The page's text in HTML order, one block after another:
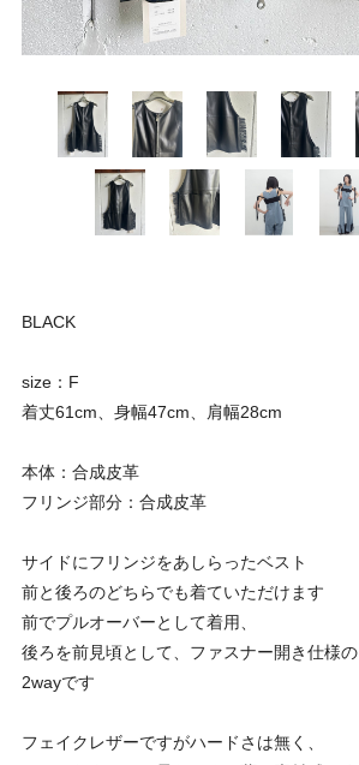
BLACK
size：F
着丈61cm、身幅47cm、肩幅28cm
本体：合成皮革
フリンジ部分：合成皮革
サイドにフリンジをあしらったベスト
前と後ろのどちらでも着ていただけます
前でプルオーバーとして着用、
後ろを前見頃として、ファスナー開き仕様の
2wayです
フェイクレザーですがハードさは無く、